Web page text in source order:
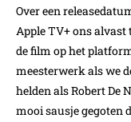
Over een
Apple TV+ ons alvast
de film op het
meesterwerk als we
helden als Robert De
mooi sausje gegoten